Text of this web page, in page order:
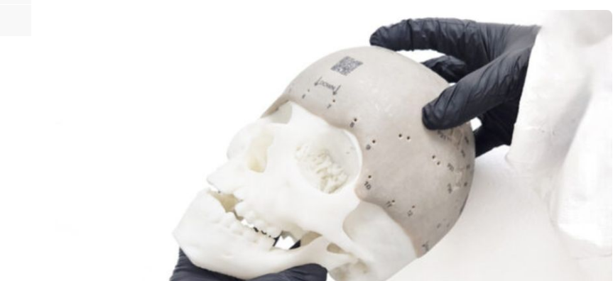
Matériaux
Scanners 3D
Vidéos